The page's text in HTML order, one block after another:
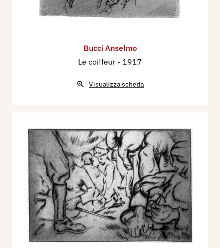
Bucci Anselmo
Le coiffeur - 1917
Visualizza scheda